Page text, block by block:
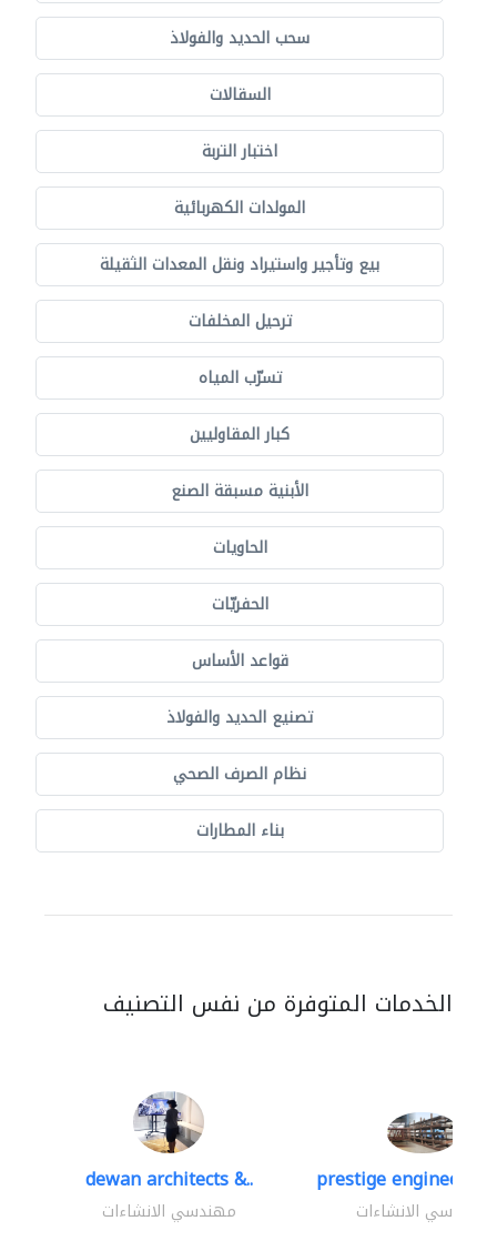
سحب الحديد والفولاذ
السقالات
اختبار التربة
المولدات الكهربائية
بيع وتأجير واستيراد ونقل المعدات الثقيلة
ترحيل المخلفات
تسرّب المياه
كبار المقاوليين
الأبنية مسبقة الصنع
الحاويات
الحفريّات
قواعد الأساس
تصنيع الحديد والفولاذ
نظام الصرف الصحي
بناء المطارات
الخدمات المتوفرة من نفس التصنيف
dewan architects &..
مهندسي الانشاءات
prestige
مهندسي الانشاءات